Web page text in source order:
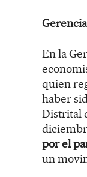
En la
quien
haber
Distrital
por el
un